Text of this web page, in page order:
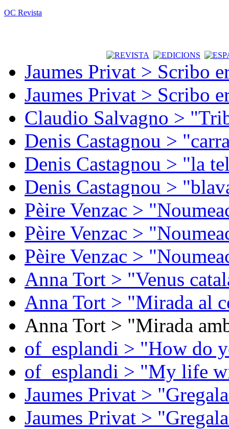
OC Revista
Jaumes Privat > Scribo
Jaumes Privat > Scribo
Claudio Salvagno >
Denis Castagnou >
Denis Castagnou > "la
Denis Castagnou >
Pèire Venzac >
Pèire Venzac >
Pèire Venzac >
Anna Tort > "Venus
Anna Tort > "Mirada al
Anna Tort > "Mirada
of_esplandi > "How do
of_esplandi > "My life
Jaumes Privat >
Jaumes Privat >